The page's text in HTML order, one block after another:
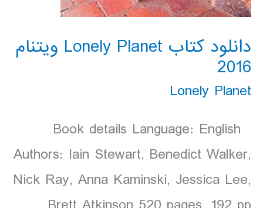
دانلود کتاب Lonely Planet ویتنام
2016
Lonely Planet
Book details Language: English
Authors: Iain Stewart, Benedict Walker,
Nick Ray, Anna Kaminski, Jessica Lee,